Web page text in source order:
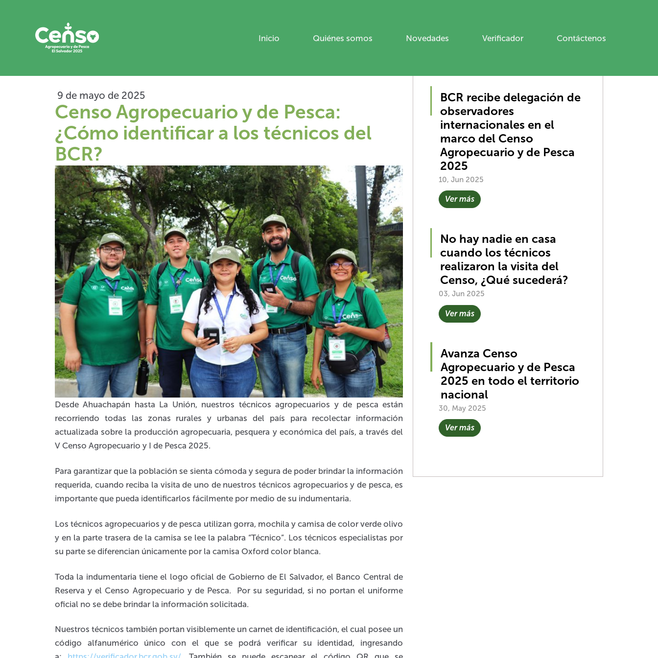
contenido
Inicio Quiénes somos Novedades Verificador Contáctenos
9 de mayo de 2025
Censo Agropecuario y de Pesca:
¿Cómo identificar a los técnicos del
BCR?
Desde Ahuachapán hasta La Unión, nuestros técnicos agropecuarios y de pesca están
recorriendo todas las zonas rurales y urbanas del país para recolectar información
actualizada sobre la producción agropecuaria, pesquera y económica del país, a través del
V Censo Agropecuario y I de Pesca 2025.
Para garantizar que la población se sienta cómoda y segura de poder brindar la información
requerida, cuando reciba la visita de uno de nuestros técnicos agropecuarios y de pesca, es
importante que pueda identificarlos fácilmente por medio de su indumentaria.
Los técnicos agropecuarios y de pesca utilizan gorra, mochila y camisa de color verde olivo
y en la parte trasera de la camisa se lee la palabra “Técnico”. Los técnicos especialistas por
su parte se diferencian únicamente por la camisa Oxford color blanca.
Toda la indumentaria tiene el logo oficial de Gobierno de El Salvador, el Banco Central de
Reserva y el Censo Agropecuario y de Pesca. Por su seguridad, si no portan el uniforme
oficial no se debe brindar la información solicitada.
Nuestros técnicos también portan visiblemente un carnet de identificación, el cual posee un
código alfanumérico único con el que se podrá verificar su identidad, ingresando
BCR recibe delegación de
observadores
internacionales en el
marco del Censo
Agropecuario y de Pesca
2025
10, Jun 2025
Ver más
No hay nadie en casa
cuando los técnicos
realizaron la visita del
Censo, ¿Qué sucederá?
03, Jun 2025
Ver más
Avanza Censo
Agropecuario y de Pesca
2025 en todo el territorio
nacional
30, May 2025
Ver más